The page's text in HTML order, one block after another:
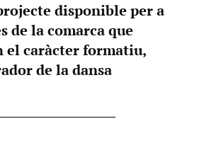
disponible per a
de la comarca que
el caràcter formatiu,
de la dansa